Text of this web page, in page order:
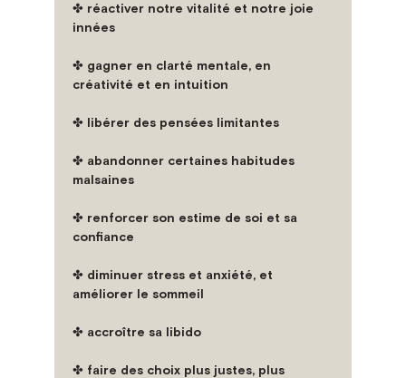
✤ réactiver notre vitalité et notre joie
innées
✤ gagner en clarté mentale, en
créativité et en intuition
✤ libérer des pensées limitantes
✤ abandonner certaines habitudes
malsaines
✤ renforcer son estime de soi et sa
confiance
✤ diminuer stress et anxiété, et
améliorer le sommeil
✤ accroître sa libido
✤ faire des choix plus justes, plus